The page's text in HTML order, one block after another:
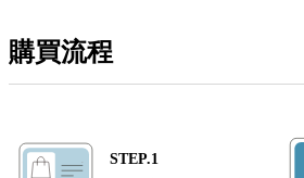
購買流程
STEP.1